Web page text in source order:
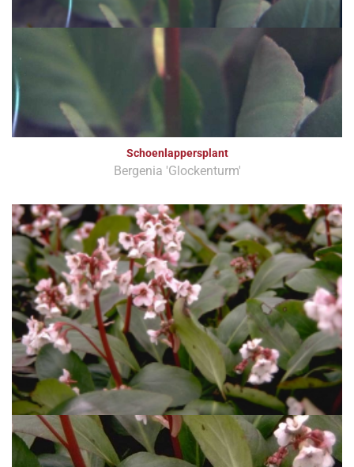
Schoenlappersplant
Bergenia 'Glockenturm'